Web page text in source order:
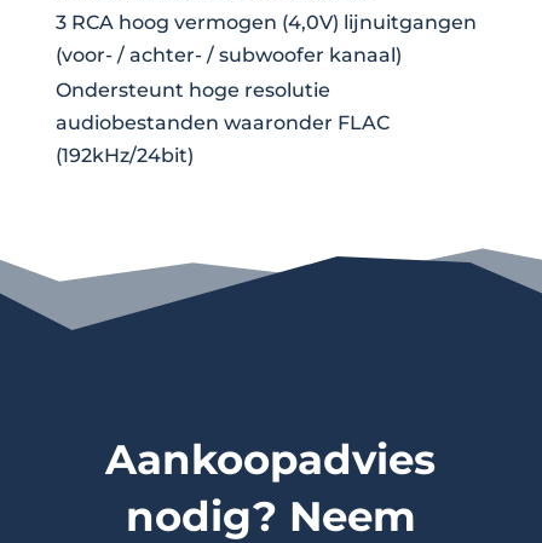
3 RCA hoog vermogen (4,0V) lijnuitgangen
(voor- / achter- / subwoofer kanaal)
Ondersteunt hoge resolutie
audiobestanden waaronder FLAC
(192kHz/24bit)
Aankoopadvies
nodig? Neem